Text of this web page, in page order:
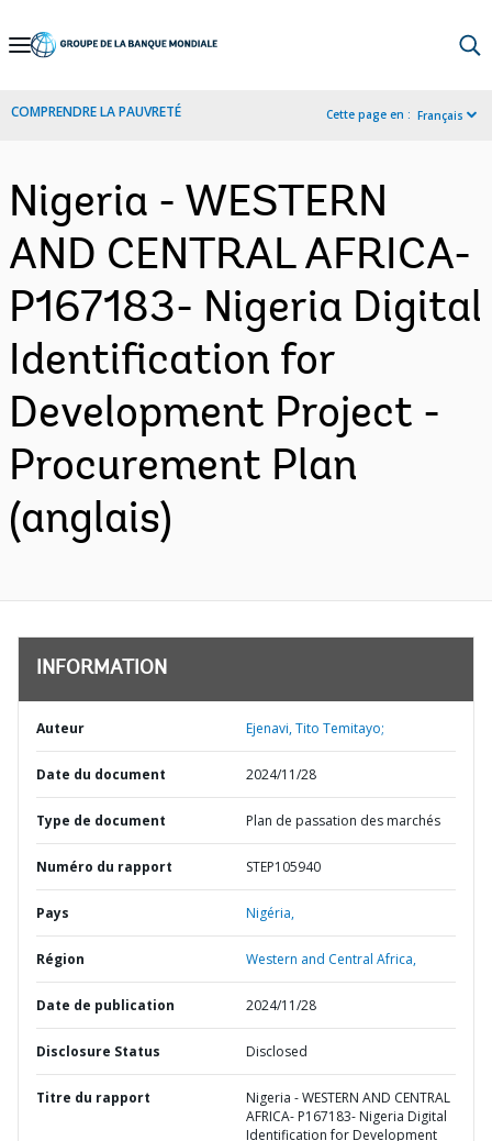
Skip
Navigation
COMPRENDRE LA PAUVRETÉ Cette page en : Français
Nigeria - WESTERN
AND CENTRAL AFRICA-
P167183- Nigeria Digital
Identification for
Development Project -
Procurement Plan
(anglais)
INFORMATION
Auteur Ejenavi, Tito Temitayo;
Date du document 2024/11/28
Type de document Plan de passation des marchés
Numéro du rapport STEP105940
Pays Nigéria,
Région Western and Central Africa,
Date de publication 2024/11/28
Disclosure Status Disclosed
Titre du rapport
Nigeria - WESTERN AND CENTRAL
AFRICA- P167183- Nigeria Digital
Identification for Development